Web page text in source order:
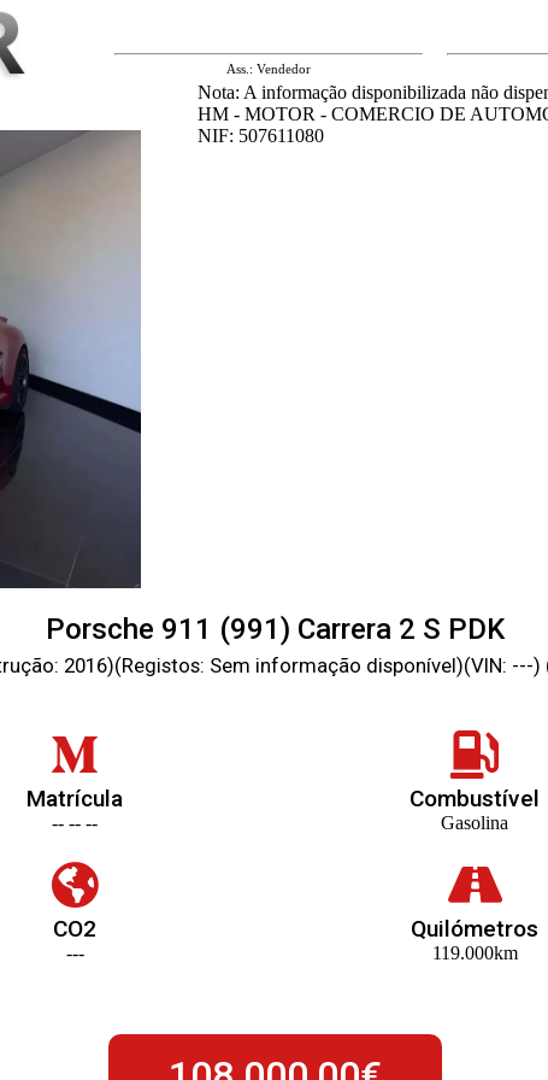
Ass.: Vendedor
Porsche 911 (991) Carrera 2 S PDK
2016)(Registos: Sem informação disponível)(VIN: ---)
Matrícula
-- -- --
Combustível
Gasolina
CO2
---
Quilómetros
119.000km
Nota: A informação disponibilizada não
HM - MOTOR - COMERCIO DE
NIF: 507611080